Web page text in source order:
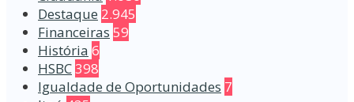
Destaque 2.945
Financeiras 59
História 6
HSBC398
Igualdade de Oportunidades 7